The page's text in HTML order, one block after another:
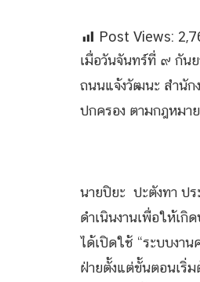
Post Views:
เมื่อวันจันทร์ที่ ๙ กัน
ถนนแจ้งวัฒนะ สำนัก
ปกครอง ตามกฎหมา
นายปิยะ ปะตังทา ป
ดำเนินงานเพื่อให้เกิ
ได้เปิดใช้ “ระบบงา
ฝ่ายตั้งแต่ขั้นตอนเริ่